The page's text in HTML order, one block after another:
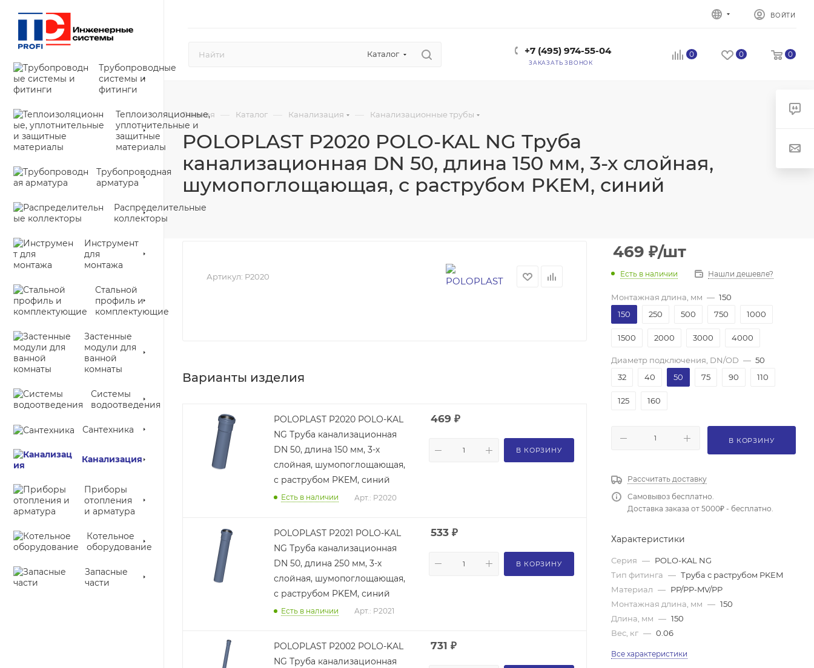
ВОЙТИ
Каталог +7 (495) 974-55-04
ЗАКАЗАТЬ ЗВОНОК
0 0 0
Трубопроводные
системы и
фитинги
Теплоизоляционные,
уплотнительные и
защитные
материалы
Трубопроводная
арматура
Распределительные
коллекторы
Инструмент
для
монтажа
Стальной
профиль и
комплектующие
Застенные
модули для
ванной
комнаты
Системы
водоотведения
Сантехника
Канализация
Приборы
отопления
и арматура
Котельное
оборудование
Запасные
части
Главная — Каталог — Канализация — Канализационные трубы
POLOPLAST P2020 POLO-KAL NG Труба
канализационная DN 50, длина 150 мм, 3-х слойная,
шумопоглощающая, с раструбом PKEM, синий
Артикул: P2020
Варианты изделия
POLOPLAST P2020 POLO-KAL
NG Труба канализационная
DN 50, длина 150 мм, 3-х
слойная, шумопоглощающая,
с раструбом PKEM, синий
Есть в наличии Арт.: P2020
469 ₽
В КОРЗИНУ
POLOPLAST P2021 POLO-KAL
NG Труба канализационная
DN 50, длина 250 мм, 3-х
слойная, шумопоглощающая,
с раструбом PKEM, синий
Есть в наличии Арт.: P2021
533 ₽
В КОРЗИНУ
POLOPLAST P2002 POLO-KAL
NG Труба канализационная
731 ₽
469 ₽/шт
Есть в наличии Нашли дешевле?
Монтажная длина, мм — 150
150
250 500 750 1000
1500 2000 3000 4000
Диаметр подключения, DN/OD — 50
32
40 50 75 90 110
125 160
В КОРЗИНУ
Рассчитать доставку
Самовывоз бесплатно.
Доставка заказа от 5000₽ - бесплатно.
Характеристики
Серия — POLO-KAL NG
Тип фитинга — Труба с раструбом PKEM
Материал — PP/PP-MV/PP
Монтажная длина, мм — 150
Длина, мм — 150
Вес, кг — 0.06
Все характеристики